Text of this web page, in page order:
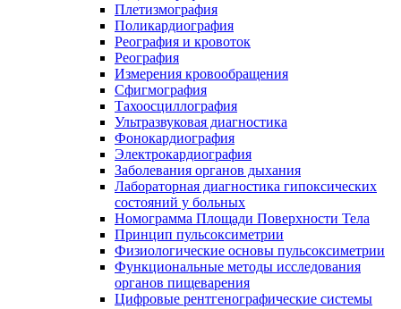
Плетизмография
Поликардиография
Реография и кровоток
Реография
Измерения кровообращения
Сфигмография
Тахоосциллография
Ультразвуковая диагностика
Фонокардиография
Электрокардиография
Заболевания органов дыхания
Лабораторная диагностика гипоксических
состояний у больных
Номограмма Площади Поверхности Тела
Принцип пульсоксиметрии
Физиологические основы пульсоксиметрии
Функциональные методы исследования
органов пищеварения
Цифровые рентгенографические системы